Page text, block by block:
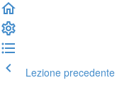
Lezione precedente